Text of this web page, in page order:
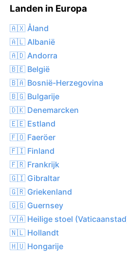
Landen in Europa
🇦🇽 Åland
🇦🇱 Albanië
🇦🇩 Andorra
🇧🇪 België
🇧🇦 Bosnië-Herzegovina
🇧🇬 Bulgarije
🇩🇰 Denemarcken
🇪🇪 Estland
🇫🇴 Faeröer
🇫🇮 Finland
🇫🇷 Frankrijk
🇬🇮 Gibraltar
🇬🇷 Griekenland
🇬🇬 Guernsey
🇻🇦 Heilige stoel
🇳🇱 Hollandt
🇭🇺 Hongarije